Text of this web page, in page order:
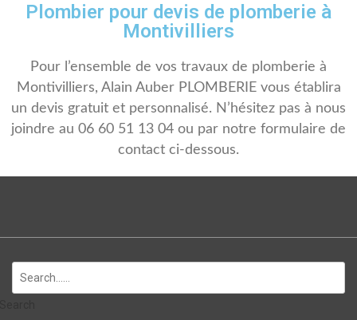
Plombier pour devis de plomberie à
Montivilliers
Pour l’ensemble de vos travaux de plomberie à
Montivilliers, Alain Auber PLOMBERIE vous établira
un devis gratuit et personnalisé. N’hésitez pas à nous
joindre au 06 60 51 13 04 ou par notre formulaire de
contact ci-dessous.